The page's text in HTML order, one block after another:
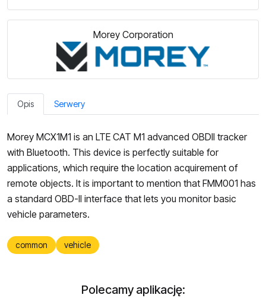
Morey Corporation
Opis Serwery
Morey MCX1M1 is an LTE CAT M1 advanced OBDII tracker
with Bluetooth. This device is perfectly suitable for
applications, which require the location acquirement of
remote objects. It is important to mention that FMM001 has
a standard OBD-II interface that lets you monitor basic
vehicle parameters.
common vehicle
Polecamy aplikację: